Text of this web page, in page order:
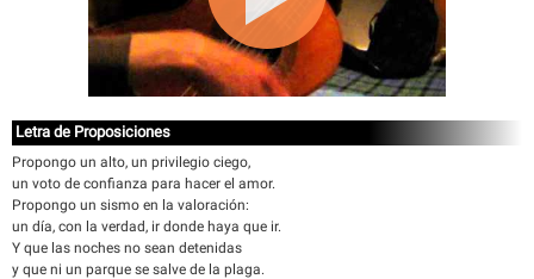
Letra de Proposiciones
Propongo un alto, un privilegio ciego,
un voto de confianza para hacer el amor.
Propongo un sismo en la valoración:
un día, con la verdad, ir donde haya que ir.
Y que las noches no sean detenidas
y que ni un parque se salve de la plaga.